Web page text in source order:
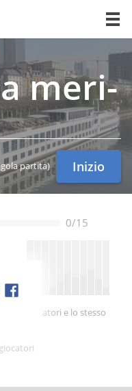
me­ri­
partita) Inizio
0/15
di -- giocatori e lo stesso